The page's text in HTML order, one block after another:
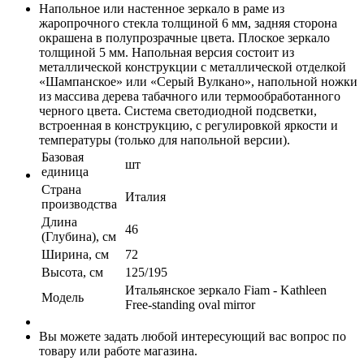
Напольное или настенное зеркало в раме из
жаропрочного стекла толщиной 6 мм, задняя сторона
окрашена в полупрозрачные цвета. Плоское зеркало
толщиной 5 мм. Напольная версия состоит из
металлической конструкции с металлической отделкой
«Шампанское» или «Серый Вулкано», напольной ножки
из массива дерева табачного или термообработанного
черного цвета. Система светодиодной подсветки,
встроенная в конструкцию, с регулировкой яркости и
температуры (только для напольной версии).
Базовая
единица
шт
Страна
производства
Италия
Длина
(Глубина), см
46
Ширина, см
72
Высота, см
125/195
Модель
Итальянское зеркало Fiam - Kathleen
Free-standing oval mirror
Вы можете задать любой интересующий вас вопрос по
товару или работе магазина.